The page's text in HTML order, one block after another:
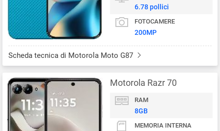
6.78 pollici
FOTOCAMERE
200MP
Scheda tecnica di Motorola Moto G87
Motorola Razr 70
RAM
8GB
MEMORIA INTERNA